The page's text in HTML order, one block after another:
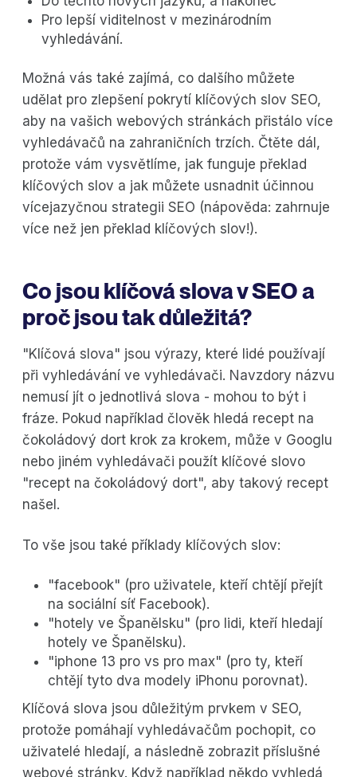
Pro lepší viditelnost v mezinárodním
vyhledávání.
Možná vás také zajímá, co dalšího můžete
udělat pro zlepšení pokrytí klíčových slov SEO,
aby na vašich webových stránkách přistálo více
vyhledávačů na zahraničních trzích. Čtěte dál,
protože vám vysvětlíme, jak funguje překlad
klíčových slov a jak můžete usnadnit účinnou
vícejazyčnou strategii SEO (nápověda: zahrnuje
více než jen překlad klíčových slov!).
Co jsou klíčová slova v SEO a
proč jsou tak důležitá?
"Klíčová slova" jsou výrazy, které lidé používají
při vyhledávání ve vyhledávači. Navzdory názvu
nemusí jít o jednotlivá slova - mohou to být i
fráze. Pokud například člověk hledá recept na
čokoládový dort krok za krokem, může v Googlu
nebo jiném vyhledávači použít klíčové slovo
"recept na čokoládový dort", aby takový recept
našel.
To vše jsou také příklady klíčových slov:
"facebook" (pro uživatele, kteří chtějí přejít
na sociální síť Facebook).
"hotely ve Španělsku" (pro lidi, kteří hledají
hotely ve Španělsku).
"iphone 13 pro vs pro max" (pro ty, kteří
chtějí tyto dva modely iPhonu porovnat).
Klíčová slova jsou důležitým prvkem v SEO,
protože pomáhají vyhledávačům pochopit, co
uživatelé hledají, a následně zobrazit příslušné
webové stránky. Když například někdo vyhledá